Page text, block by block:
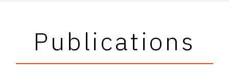
Publications